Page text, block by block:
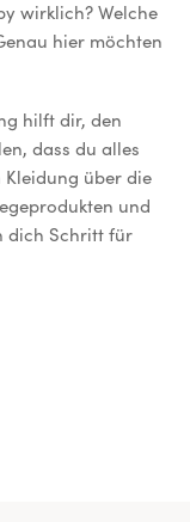
wirklich? Welche
hier möchten
hilft dir, den
dass du alles
Kleidung über die
und
dich Schritt für